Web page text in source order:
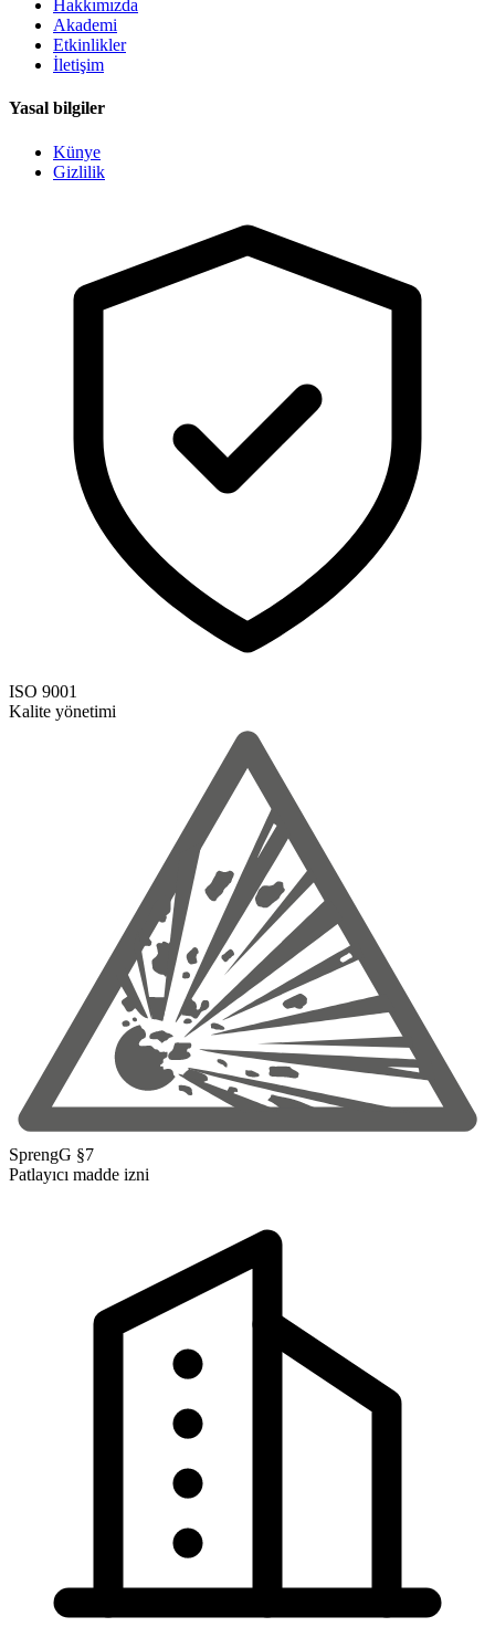
Hakkımızda
Akademi
Etkinlikler
İletişim
Yasal bilgiler
Künye
Gizlilik
ISO 9001
Kalite yönetimi
SprengG §7
Patlayıcı madde izni